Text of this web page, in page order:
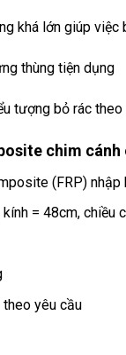
khá lớn giúp
thùng tiện dụng
tượng bỏ rác theo
chim cánh
(FRP)
= 48cm, chiều
yêu cầu